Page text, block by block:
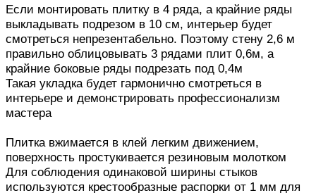
Если монтировать плитку в 4 ряда, а крайние ряды
выкладывать подрезом в 10 см, интерьер будет
смотреться непрезентабельно. Поэтому стену 2,6 м
правильно облицовывать 3 рядами плит 0,6м, а
крайние боковые ряды подрезать под 0,4м
Такая укладка будет гармонично смотреться в
интерьере и демонстрировать профессионализм
мастера
Плитка вжимается в клей легким движением,
поверхность простукивается резиновым молотком
Для соблюдения одинаковой ширины стыков
используются крестообразные распорки от 1 мм для